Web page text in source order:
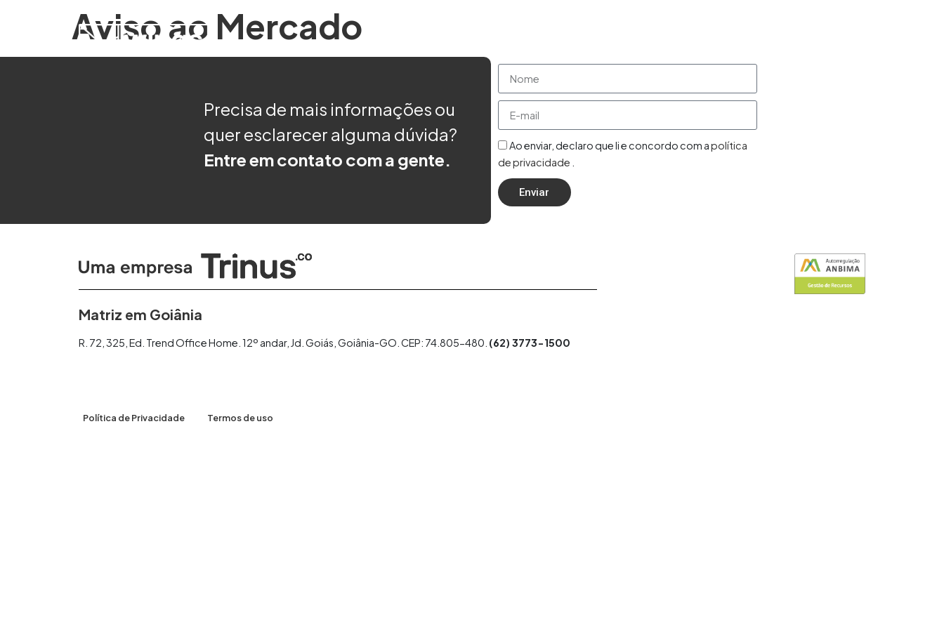
Aviso ao Mercado
Precisa de mais informações ou
quer esclarecer alguma dúvida?
Entre em contato com a gente.
Ao enviar, declaro que li e concordo com apolítica
de privacidade
Enviar
Matriz em Goiânia
R. 72, 325, Ed. Trend Office Home. 12º andar, Jd. Goiás, Goiânia-GO. CEP: 74.805-480. (62) 3773-1500
Política de Privacidade Termos de uso